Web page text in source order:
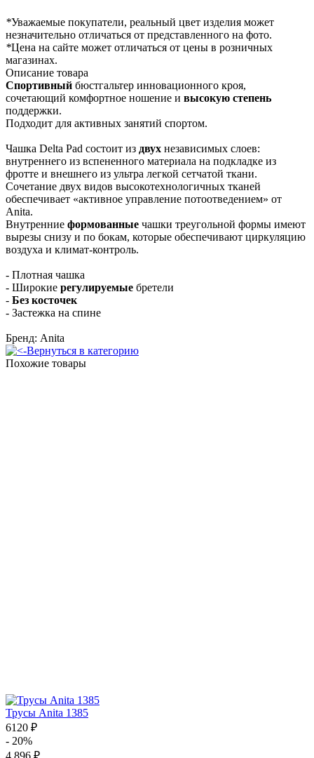
*Уважаемые покупатели, реальный цвет изделия может
незначительно отличаться от представленного на фото.
*Цена на сайте может отличаться от цены в розничных
магазинах.
Описание товара
Спортивный бюстгальтер инновационного кроя,
сочетающий комфортное ношение и высокую степень
поддержки.
Подходит для активных занятий спортом.
Чашка Delta Pad состоит из двух независимых слоев:
внутреннего из вспененного материала на подкладке из
фротте и внешнего из ультра легкой сетчатой ткани.
Сочетание двух видов высокотехнологичных тканей
обеспечивает «активное управление потоотведением» от
Anita.
Внутренние формованные чашки треугольной формы имеют
вырезы снизу и по бокам, которые обеспечивают циркуляцию
воздуха и климат-контроль.
- Плотная чашка
- Широкие регулируемые бретели
- Без косточек
- Застежка на спине
Бренд: Anita
Вернуться в категорию
Похожие товары
Трусы Anita 1385
6120 ₽
- 20%
4 896 ₽